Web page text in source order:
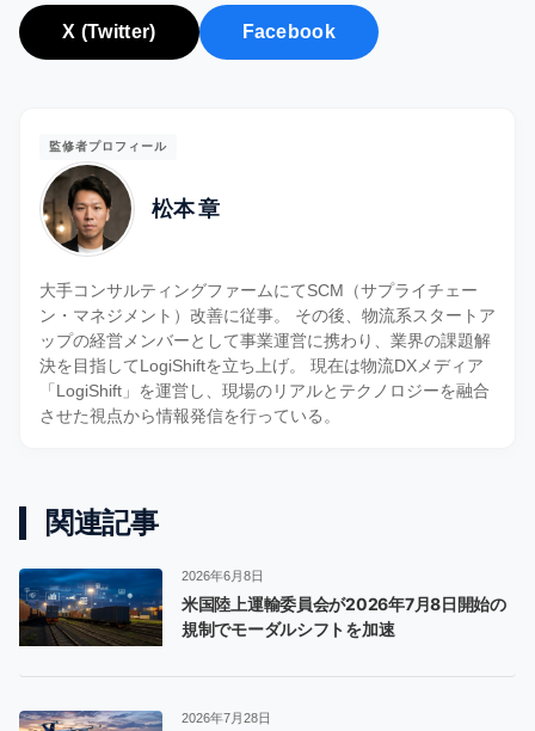
X (Twitter) Facebook
監修者プロフィール
松本 章
大手コンサルティングファームにてSCM（サプライチェー
ン・マネジメント）改善に従事。 その後、物流系スタートア
ップの経営メンバーとして事業運営に携わり、業界の課題解
決を目指してLogiShiftを立ち上げ。 現在は物流DXメディア
「LogiShift」を運営し、現場のリアルとテクノロジーを融合
させた視点から情報発信を行っている。
関連記事
2026年6月8日
米国陸上運輸委員会が2026年7月8日開始の
規制でモーダルシフトを加速
2026年7月28日